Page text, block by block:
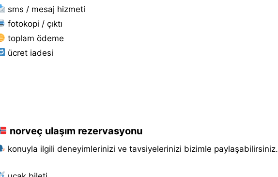
sms / mesaj hizmeti
fotokopi / çıktı
toplam ödeme
ücret i̇adesi
norveç ulaşım rezervasyonu
konuyla ilgili deneyimlerinizi ve tavsiyelerinizi bizimle paylaşabilirsiniz.